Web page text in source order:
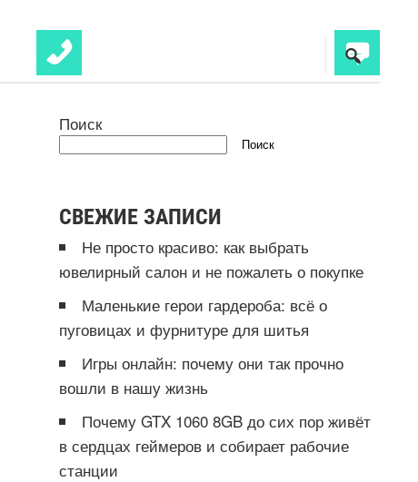
Поиск
Поиск
СВЕЖИЕ ЗАПИСИ
Не просто красиво: как выбрать
ювелирный салон и не пожалеть о покупке
Маленькие герои гардероба: всё о
пуговицах и фурнитуре для шитья
Игры онлайн: почему они так прочно
вошли в нашу жизнь
Почему GTX 1060 8GB до сих пор живёт
в сердцах геймеров и собирает рабочие
станции